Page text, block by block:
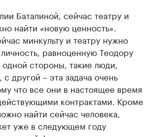
Баталиной, сейчас театру и
найти «новую ценность».
минкульту и театру нужно
равноценную Теодору
одной стороны, такие люди,
с другой – эта задача очень
что все они в настоящее время
контрактами. Кроме
найти сейчас человека,
уже в следующем году